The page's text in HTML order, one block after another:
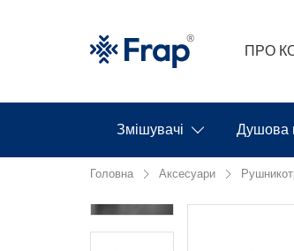
ПРО
Змішувачі Душова
Головна Аксесуари